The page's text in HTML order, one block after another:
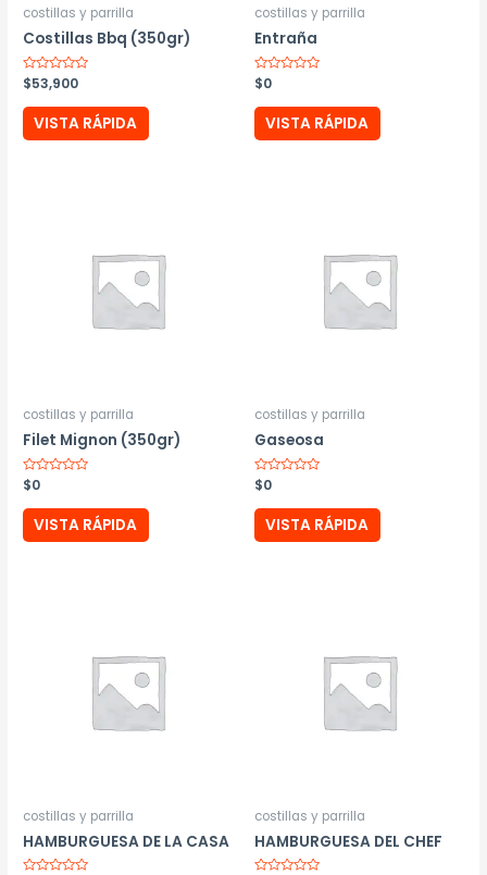
costillas y parrilla
Costillas Bbq (350gr)
Valorado
con
0
de
$53,900
VISTA RÁPIDA
costillas y parrilla
Entraña
Valorado
con
0
de
$0
VISTA RÁPIDA
costillas y parrilla
Filet Mignon (350gr)
Valorado
con
0
de
$0
VISTA RÁPIDA
costillas y parrilla
Gaseosa
Valorado
con
0
de
$0
VISTA RÁPIDA
costillas y parrilla
HAMBURGUESA DE LA CASA
costillas y parrilla
HAMBURGUESA DEL CHEF